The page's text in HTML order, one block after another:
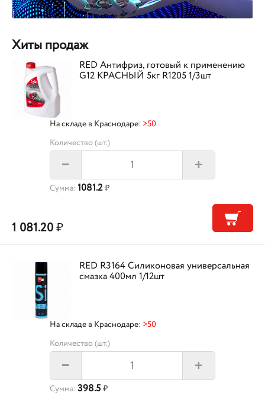
Хиты продаж
RED Антифриз, готовый к применению
G12 КРАСНЫЙ 5кг R1205 1/3шт
На складе в Краснодаре: >50
Количество (шт.)
– +
Сумма: 1081.2₽
1 081.20₽
RED R3164 Силиконовая универсальная
смазка 400мл 1/12шт
На складе в Краснодаре: >50
Количество (шт.)
– +
Сумма: 398.5 ₽